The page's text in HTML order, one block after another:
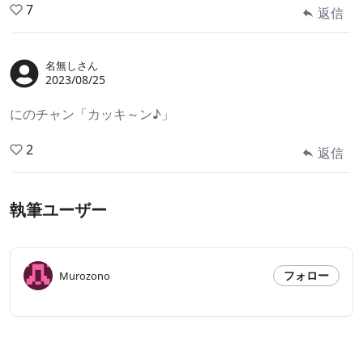
7
返信
名無しさん
2023/08/25
にのチャン「カッキ～ン♪」
2
返信
執筆ユーザー
Murozono フォロー